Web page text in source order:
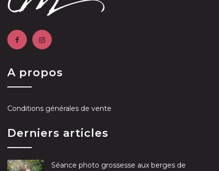
A propos
Conditions générales de vente
Derniers articles
Séance photo grossesse aux berges de